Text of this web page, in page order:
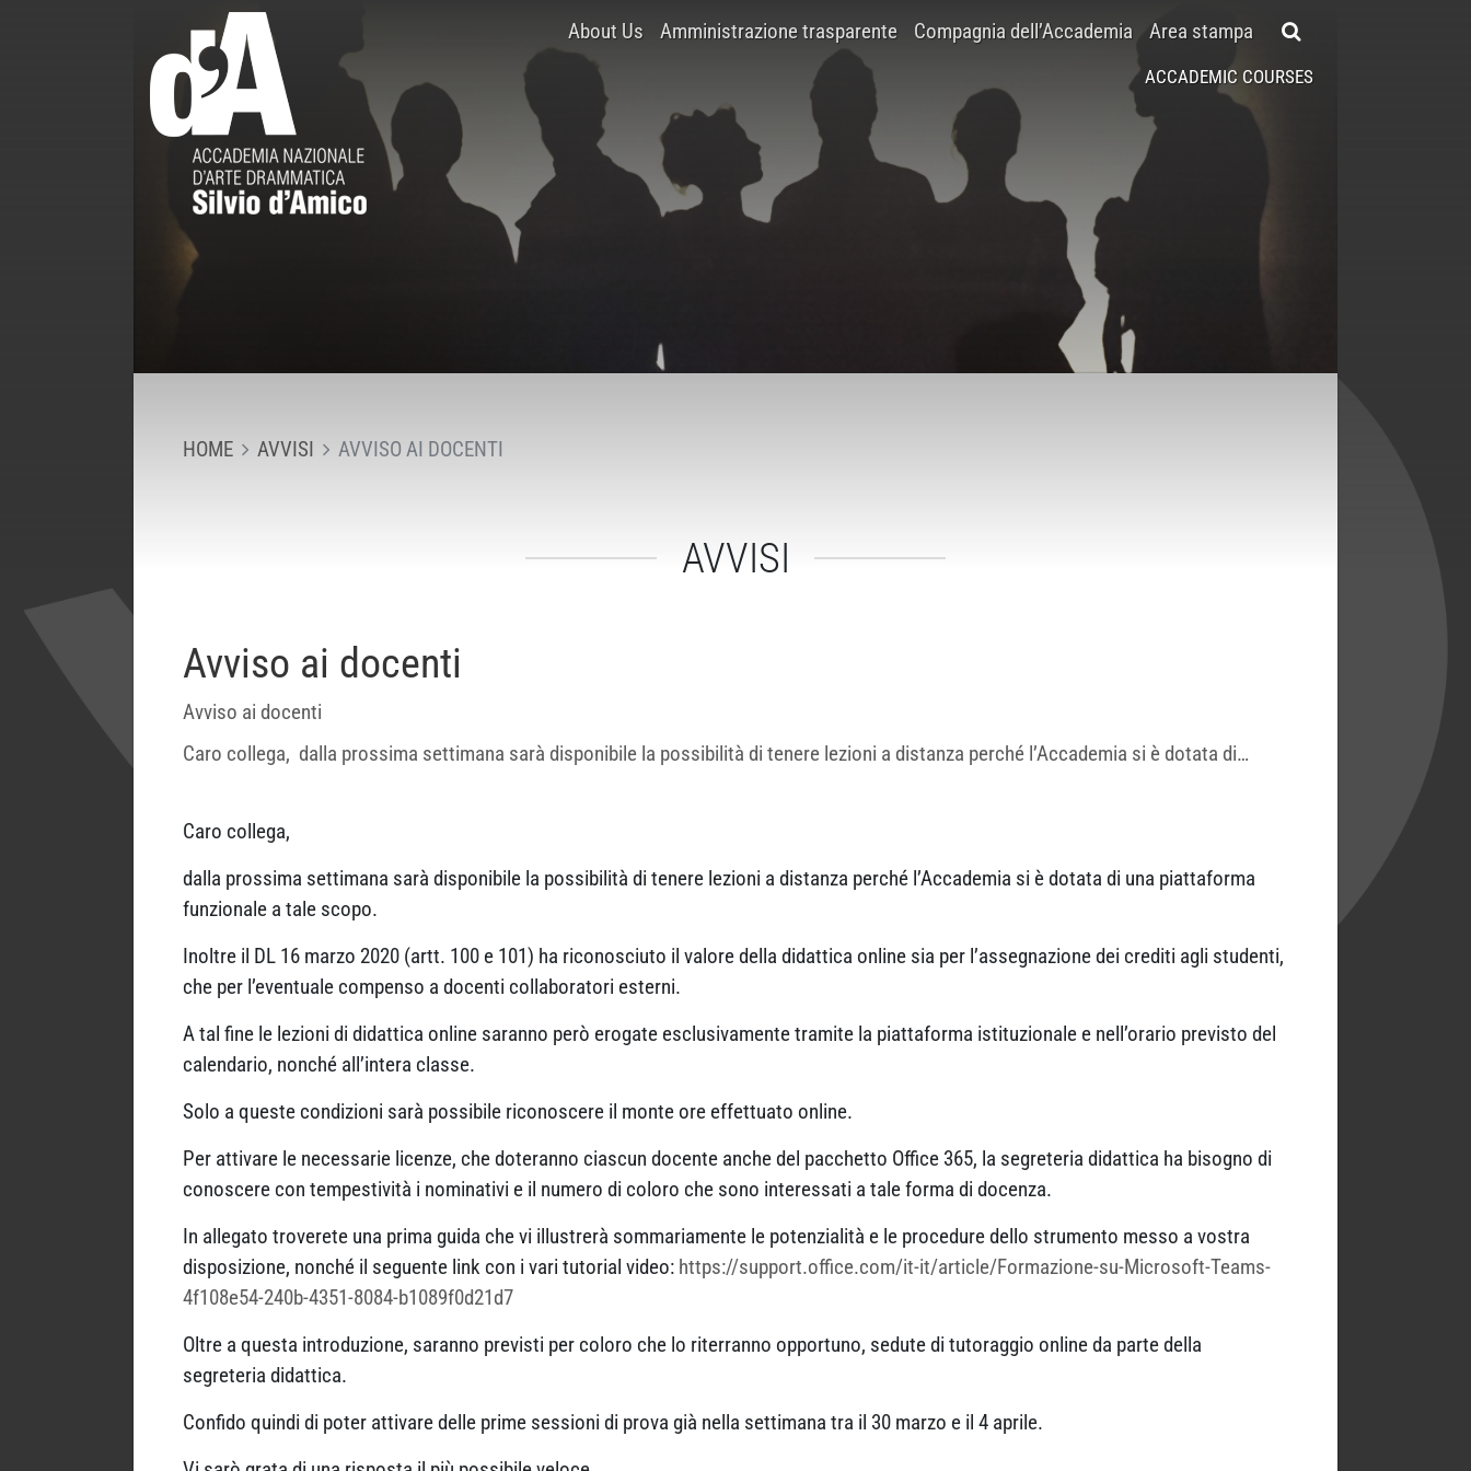
About Us Amministrazione trasparente Compagnia dell’Accademia Area stampa
ACCADEMIC COURSES
HOME AVVISI AVVISO AI DOCENTI
AVVISI
Avviso ai docenti
Avviso ai docenti
Caro collega, dalla prossima settimana sarà disponibile la possibilità di tenere lezioni a distanza perché l’Accademia si è dotata di…
Caro collega,
dalla prossima settimana sarà disponibile la possibilità di tenere lezioni a distanza perché l’Accademia si è dotata di una piattaforma
funzionale a tale scopo.
Inoltre il DL 16 marzo 2020 (artt. 100 e 101) ha riconosciuto il valore della didattica online sia per l’assegnazione dei crediti agli studenti,
che per l’eventuale compenso a docenti collaboratori esterni.
A tal fine le lezioni di didattica online saranno però erogate esclusivamente tramite la piattaforma istituzionale e nell’orario previsto del
calendario, nonché all’intera classe.
Solo a queste condizioni sarà possibile riconoscere il monte ore effettuato online.
Per attivare le necessarie licenze, che doteranno ciascun docente anche del pacchetto Office 365, la segreteria didattica ha bisogno di
conoscere con tempestività i nominativi e il numero di coloro che sono interessati a tale forma di docenza.
In allegato troverete una prima guida che vi illustrerà sommariamente le potenzialità e le procedure dello strumento messo a vostra
disposizione, nonché il seguente link con i vari tutorial video: https://support.office.com/it-it/article/Formazione-su-Microsoft-Teams-
4f108e54-240b-4351-8084-b1089f0d21d7
Oltre a questa introduzione, saranno previsti per coloro che lo riterranno opportuno, sedute di tutoraggio online da parte della
segreteria didattica.
Confido quindi di poter attivare delle prime sessioni di prova già nella settimana tra il 30 marzo e il 4 aprile.